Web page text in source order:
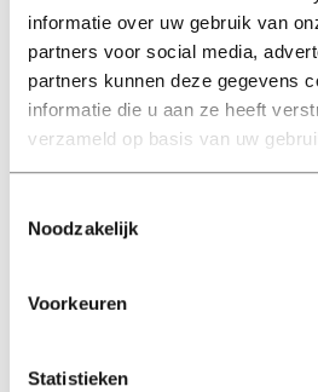
informatie over uw gebruik van
partners voor social media,
partners kunnen deze gegevens
informatie die u aan ze heeft
verzameld op basis van uw
Noodzakelijk
Voorkeuren
Statistieken
Beachvollleybal: behoorlijk populair in de
‘Het is ook een technische sport.